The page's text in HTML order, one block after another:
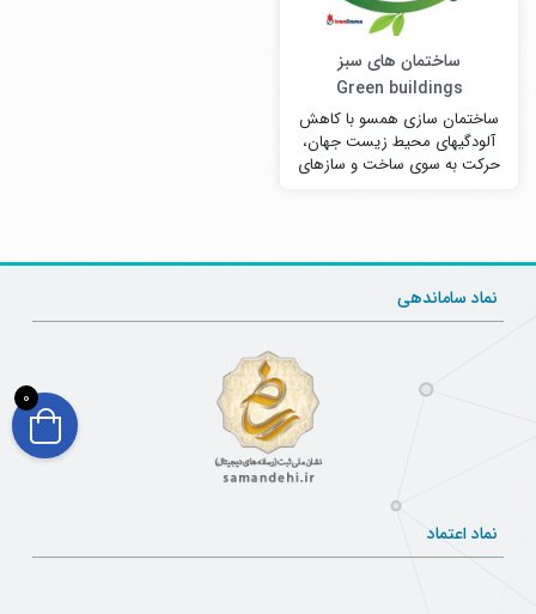
ساختمان های سبز
Green buildings
ساختمان سازی همسو با کاهش
آلودگیهای محیط زیست جهان،
حرکت به سوی ساخت و سازهای
نماد ساماندهی
نماد اعتماد
0